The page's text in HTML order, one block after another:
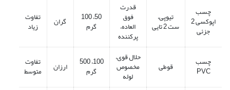
چسب
اپوکسی 2
جزئی
تیوپی،
ست 2 تایی
قدرت
فوق
‌العاده،
پرکننده
50، 100
گرم گران تفاوت
زیاد
چسب
PVC قوطی
حلال قوی،
مخصوص
لوله
100، 500
گرم ارزان تفاوت
متوسط